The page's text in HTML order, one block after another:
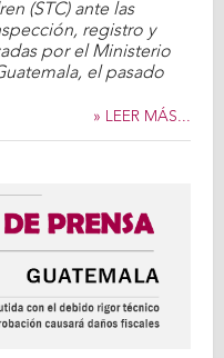
(STC) ante las
registro y
por el Ministerio
el pasado
» LEER MÁS...